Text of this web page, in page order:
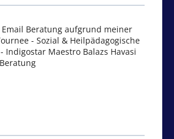
Beratung aufgrund meiner
- Sozial & Heilpädagogische
Indigostar Maestro Balazs Havasi